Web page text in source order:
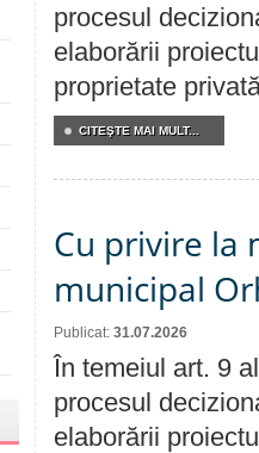
procesul
elaborării
proprietate
CITEŞTE MAI MULT...
Cu privire la
municipal
Publicat: 31.07.2026
În temeiul art. 9
procesul
elaborării